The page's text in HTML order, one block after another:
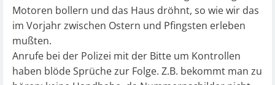
Motoren bollern und das Haus dröhnt, so wie wir das
im Vorjahr zwischen Ostern und Pfingsten erleben
mußten.
Anrufe bei der Polizei mit der Bitte um Kontrollen
haben blöde Sprüche zur Folge. Z.B. bekommt man zu